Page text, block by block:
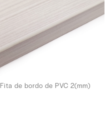
Fita de bordo de PVC 2(mm)